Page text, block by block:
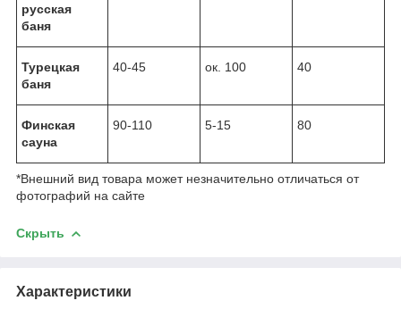
русская
баня
Турецкая
баня
40-45 ок. 100 40
Финская
сауна
90-110 5-15 80
*Внешний вид товара может незначительно отличаться от
фотографий на сайте
Скрыть
Характеристики